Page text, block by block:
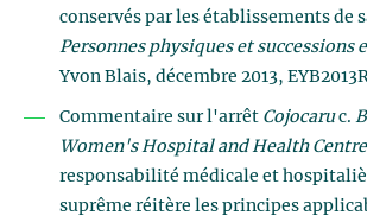
conservés par les établissements de
Personnes physiques et successions
Yvon Blais, décembre 2013,
Commentaire sur l'arrêt Cojocaruc.
Women's Hospital and Health Centre
responsabilité médicale et
suprême réitère les principes